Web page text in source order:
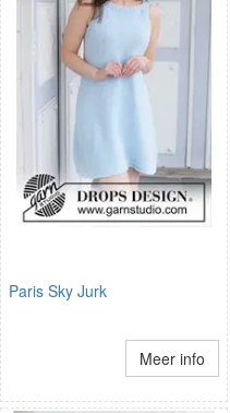
Paris Sky Jurk
Meer info